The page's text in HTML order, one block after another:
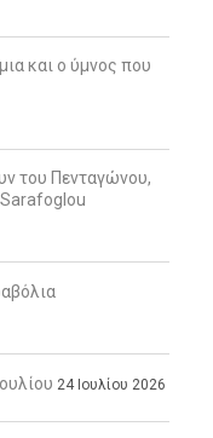
και ο ύμνος που
του Πενταγώνου,
24 Ιουλίου 2026